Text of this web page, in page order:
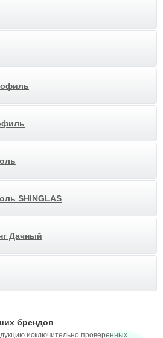
SHINGLAS
Дачный
брендов
исключительно проверенных